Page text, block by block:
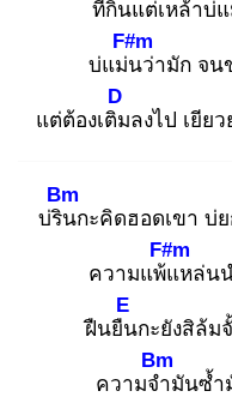
ที่กินแต่เหล้าบ่
บ่แม่น
F#m
ว่ามัก จน
แต่ต้องเติม
D
ลงไป เยีย
บ่ริน
Bm
กะคิดฮอดเขา บ่
ความแพ้แ
F#m
หล่น
ฝืนยืน
E
กะยังสิล้ม
ความจำ
Bm
มันซ้ำ